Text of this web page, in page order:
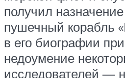
получил
пушечный корабль
в его биографии
недоумение
исследователей —